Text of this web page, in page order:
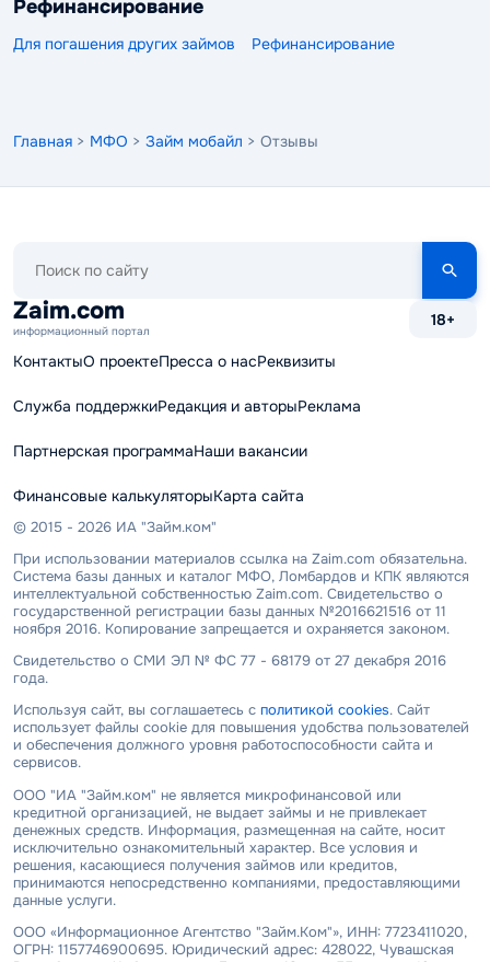
Рефинансирование
Для погашения других займов Рефинансирование
Главная > МФО > Займ мобайл > Отзывы
сайту
Zaim.com
информационный портал
18+
КонтактыО проектеПресса о насРеквизиты
Служба поддержкиРедакция и авторыРеклама
Партнерская программаНаши вакансии
Финансовые калькуляторыКарта сайта
© 2015 - 2026 ИА "Займ.ком"
При использовании материалов ссылка на Zaim.com обязательна.
Система базы данных и каталог МФО, Ломбардов и КПК являются
интеллектуальной собственностью Zaim.com. Свидетельство о
государственной регистрации базы данных №2016621516 от 11
ноября 2016. Копирование запрещается и охраняется законом.
Свидетельство о СМИ ЭЛ № ФС 77 - 68179 от 27 декабря 2016
года.
Используя сайт, вы соглашаетесь с политикой cookies. Сайт
использует файлы cookie для повышения удобства пользователей
и обеспечения должного уровня работоспособности сайта и
сервисов.
ООО "ИА "Займ.ком" не является микрофинансовой или
кредитной организацией, не выдает займы и не привлекает
денежных средств. Информация, размещенная на сайте, носит
исключительно ознакомительный характер. Все условия и
решения, касающиеся получения займов или кредитов,
принимаются непосредственно компаниями, предоставляющими
данные услуги.
ООО «Информационное Агентство "Займ.Ком"», ИНН: 7723411020,
ОГРН: 1157746900695. Юридический адрес: 428022, Чувашская